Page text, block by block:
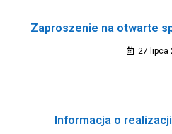
Zaproszenie na otwarte
27 lipca
Informacja o